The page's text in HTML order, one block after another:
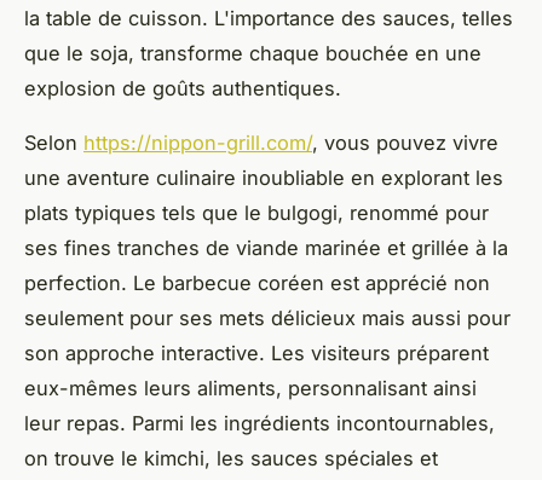
la table de cuisson. L'importance des sauces, telles
que le soja, transforme chaque bouchée en une
explosion de goûts authentiques.
Selon https://nippon-grill.com/, vous pouvez vivre
une aventure culinaire inoubliable en explorant les
plats typiques tels que le bulgogi, renommé pour
ses fines tranches de viande marinée et grillée à la
perfection. Le barbecue coréen est apprécié non
seulement pour ses mets délicieux mais aussi pour
son approche interactive. Les visiteurs préparent
eux-mêmes leurs aliments, personnalisant ainsi
leur repas. Parmi les ingrédients incontournables,
on trouve le kimchi, les sauces spéciales et